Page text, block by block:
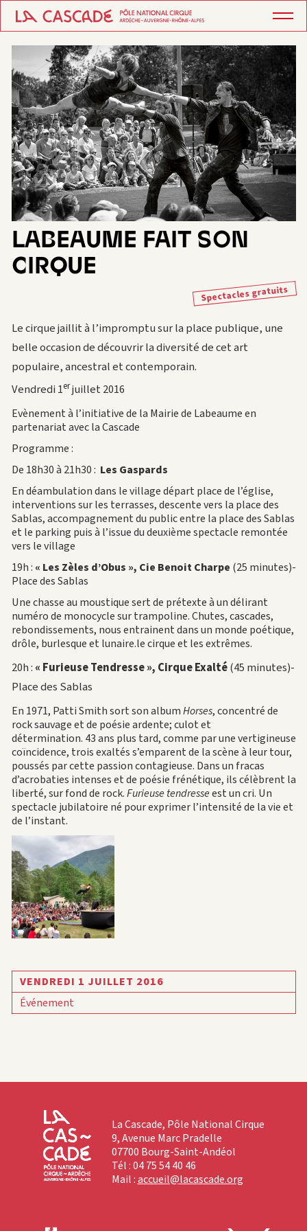
LABEAUME FAIT SON
CIRQUE
Spectacles gratuits
Le cirque jaillit à l’impromptu sur la place publique, une
belle occasion de découvrir la diversité de cet art
populaire, ancestral et contemporain.
Vendredi 1erjuillet 2016
Evènement à l’initiative de la Mairie de Labeaume en
partenariat avec la Cascade
Programme :
De 18h30 à 21h30 : Les Gaspards
En déambulation dans le village départ place de l’église,
interventions sur les terrasses, descente vers la place des
Sablas, accompagnement du public entre la place des Sablas
et le parking puis à l’issue du deuxième spectacle remontée
vers le village
19h : « Les Zèles d’Obus », Cie Benoit Charpe (25 minutes)-
Place des Sablas
Une chasse au moustique sert de prétexte à un délirant
numéro de monocycle sur trampoline. Chutes, cascades,
rebondissements, nous entrainent dans un monde poétique,
drôle, burlesque et lunaire.le cirque et les extrêmes.
20h : « Furieuse Tendresse », Cirque Exalté(45 minutes)-
Place des Sablas
En 1971, Patti Smith sort son albumHorses, concentré de
rock sauvage et de poésie ardente; culot et
détermination. 43 ans plus tard, comme par une vertigineuse
coïncidence, trois exaltés s’emparent de la scène à leur tour,
poussés par cette passion contagieuse. Dans un fracas
d’acrobaties intenses et de poésie frénétique, ils célèbrent la
liberté, sur fond de rock.Furieuse tendresseest un cri. Un
spectacle jubilatoire né pour exprimer l’intensité de la vie et
de l’instant.
VENDREDI 1 JUILLET 2016
Événement
La Cascade, Pôle National Cirque
9, Avenue Marc Pradelle
07700 Bourg-Saint-Andéol
Tél : 04 75 54 40 46
Mail :accueil@lacascade.org